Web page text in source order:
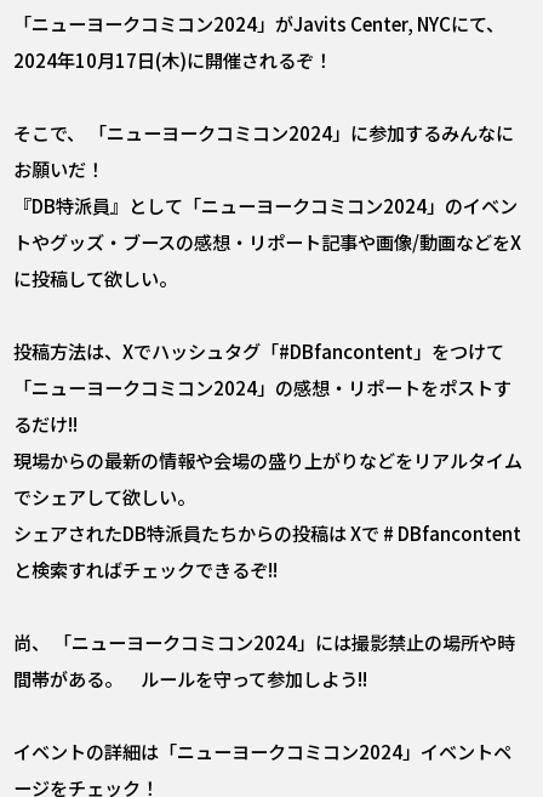
「ニューヨークコミコン2024」がJavits Center, NYCにて、
2024年10月17日(木)に開催されるぞ！
そこで、 「ニューヨークコミコン2024」に参加するみんなに
お願いだ！
『DB特派員』として「ニューヨークコミコン2024」のイベン
トやグッズ・ブースの感想・リポート記事や画像/動画などをX
に投稿して欲しい。
投稿方法は、Xでハッシュタグ「#DBfancontent」をつけて
「ニューヨークコミコン2024」の感想・リポートをポストす
るだけ!!
現場からの最新の情報や会場の盛り上がりなどをリアルタイム
でシェアして欲しい。
シェアされたDB特派員たちからの投稿は Xで # DBfancontent
と検索すればチェックできるぞ!!
尚、 「ニューヨークコミコン2024」には撮影禁止の場所や時
間帯がある。 ルールを守って参加しよう!!
イベントの詳細は「ニューヨークコミコン2024」イベントペ
ージをチェック！